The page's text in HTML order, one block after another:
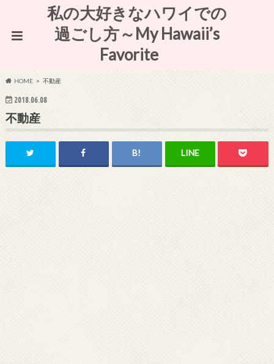
私の大好きなハワイでの
過ごし方～My Hawaii’s
Favorite
HOME 不動産
2018.06.08
不動産